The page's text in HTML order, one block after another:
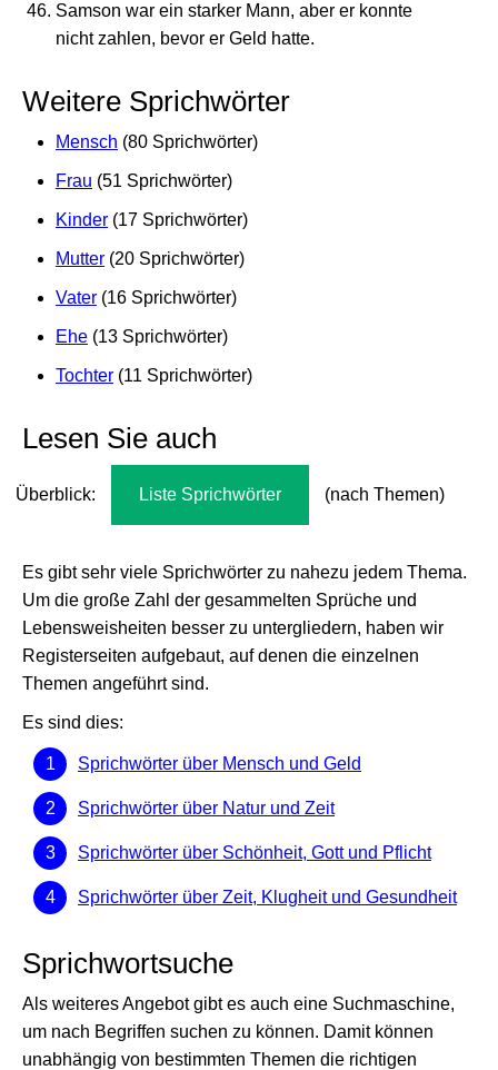
Samson war ein starker Mann, aber er konnte
nicht zahlen, bevor er Geld hatte.
Weitere Sprichwörter
Mensch (80 Sprichwörter)
Frau (51 Sprichwörter)
Kinder (17 Sprichwörter)
Mutter (20 Sprichwörter)
Vater (16 Sprichwörter)
Ehe (13 Sprichwörter)
Tochter (11 Sprichwörter)
Lesen Sie auch
Überblick: Liste Sprichwörter (nach Themen)
Es gibt sehr viele Sprichwörter zu nahezu jedem Thema.
Um die große Zahl der gesammelten Sprüche und
Lebensweisheiten besser zu untergliedern, haben wir
Registerseiten aufgebaut, auf denen die einzelnen
Themen angeführt sind.
Es sind dies:
Sprichwörter über Mensch und Geld
Sprichwörter über Natur und Zeit
Sprichwörter über Schönheit, Gott und Pflicht
Sprichwörter über Zeit, Klugheit und Gesundheit
Sprichwortsuche
Als weiteres Angebot gibt es auch eine Suchmaschine,
um nach Begriffen suchen zu können. Damit können
unabhängig von bestimmten Themen die richtigen